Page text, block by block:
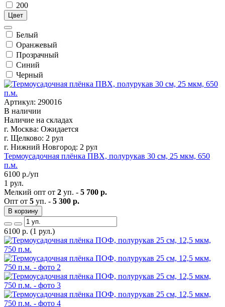
200
Цвет
Белый
Оранжевый
Прозрачный
Синий
Черный
Артикул: 290016
В наличии
Наличие на складах
г. Москва: Ожидается
г. Щелково: 2 рул
г. Нижний Новгород: 2 рул
Термоусадочная плёнка ПВХ, полурукав 30 см, 25 мкм, 650
п.м.
6100 р./уп
1 рул.
Мелкий опт от 2 уп. - 5 700 р.
Опт от 5 уп. - 5 300 р.
В корзину
6100 р. (1 рул.)